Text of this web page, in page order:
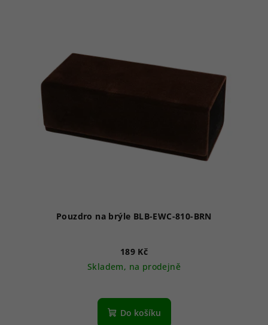
Pouzdro na brýle BLB-EWC-810-BRN
189 Kč
Skladem, na prodejně
Do košíku